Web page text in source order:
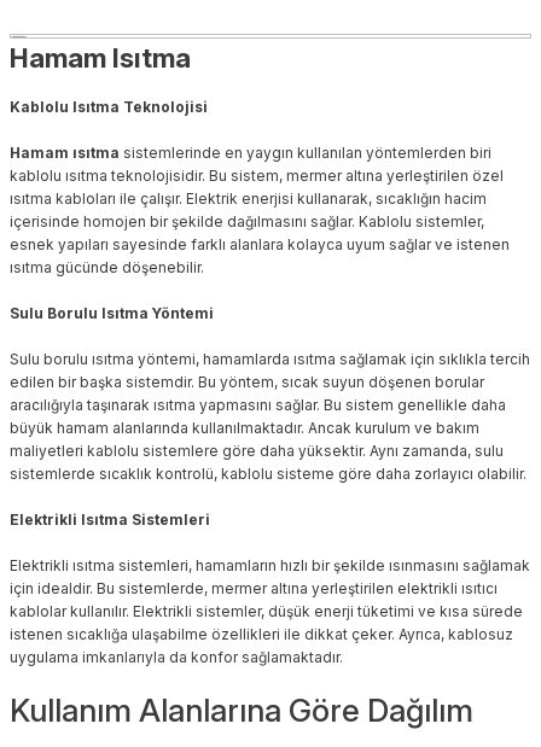
Hamam Isıtma
Kablolu Isıtma Teknolojisi
Hamam ısıtma sistemlerinde en yaygın kullanılan yöntemlerden biri
kablolu ısıtma teknolojisidir. Bu sistem, mermer altına yerleştirilen özel
ısıtma kabloları ile çalışır. Elektrik enerjisi kullanarak, sıcaklığın hacim
içerisinde homojen bir şekilde dağılmasını sağlar. Kablolu sistemler,
esnek yapıları sayesinde farklı alanlara kolayca uyum sağlar ve istenen
ısıtma gücünde döşenebilir.
Sulu Borulu Isıtma Yöntemi
Sulu borulu ısıtma yöntemi, hamamlarda ısıtma sağlamak için sıklıkla tercih
edilen bir başka sistemdir. Bu yöntem, sıcak suyun döşenen borular
aracılığıyla taşınarak ısıtma yapmasını sağlar. Bu sistem genellikle daha
büyük hamam alanlarında kullanılmaktadır. Ancak kurulum ve bakım
maliyetleri kablolu sistemlere göre daha yüksektir. Aynı zamanda, sulu
sistemlerde sıcaklık kontrolü, kablolu sisteme göre daha zorlayıcı olabilir.
Elektrikli Isıtma Sistemleri
Elektrikli ısıtma sistemleri, hamamların hızlı bir şekilde ısınmasını sağlamak
için idealdir. Bu sistemlerde, mermer altına yerleştirilen elektrikli ısıtıcı
kablolar kullanılır. Elektrikli sistemler, düşük enerji tüketimi ve kısa sürede
istenen sıcaklığa ulaşabilme özellikleri ile dikkat çeker. Ayrıca, kablosuz
uygulama imkanlarıyla da konfor sağlamaktadır.
Kullanım Alanlarına Göre Dağılım